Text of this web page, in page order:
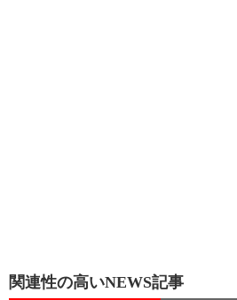
関連性の高いNEWS記事